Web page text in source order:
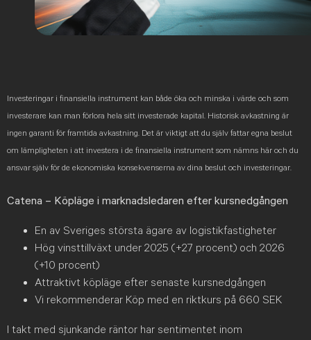
Investeringar i finansiella instrument kan både öka och minska i värde och som
investerare kan man förlora hela sitt investerade kapital. Historisk avkastning är
ingen garanti för framtida avkastning. Det är viktigt att du själv fattar egna beslut
om lämpligheten i att investera i de finansiella instrument som nämns här och du
ansvar själv för de ekonomiska konsekvenserna av dina beslut och investeringar.
Catena – Köpläge i marknadsledaren efter kursnedgången
En av Sveriges största ägare av logistikfastigheter
Hög vinsttillväxt under 2025 (+27 procent) och 2026
(+10 procent)
Attraktivt köpläge efter senaste kursnedgången
Vi rekommenderar Köp med en riktkurs på 660 SEK
I takt med sjunkande räntor har sentimentet inom